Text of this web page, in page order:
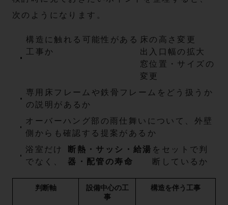
次のようになります。
構造に触れる可能性がある
工事か
床の高さ変更
出入口幅の拡大
窓位置・サイズの
変更
専用床フレームや鉄骨フレームをどう扱うか
の説明があるか
オーバーハング部の雨仕舞いについて、外壁
側からも確認する提案があるか
浴室だけ
でなく、
断熱・サッシ・給湯
器・配管の寿命
をセットで判
断しているか
判断軸
設備中心の工
事
構造を伴う工事